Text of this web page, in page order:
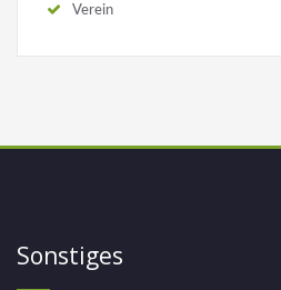
Verein
Sonstiges